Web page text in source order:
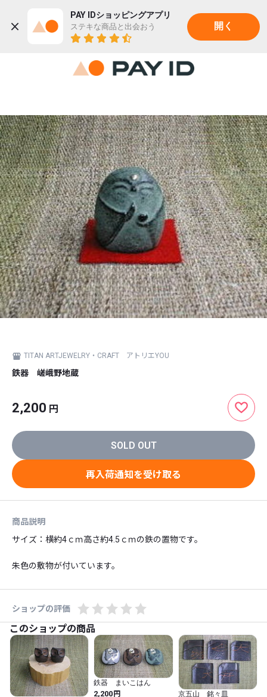
PAY IDショッピングアプリ
ステキな商品と出会おう 開く
TITAN ARTJEWELRY・CRAFT アトリエYOU
鉄器 嵯峨野地蔵
2,200 円
SOLD OUT
再入荷通知を受け取る
商品説明
サイズ：横約4ｃｍ高さ約4.5ｃｍの鉄の置物です。
朱色の敷物が付いています。
ショップの評価
このショップの商品
鉄器 まいこはん
2,200円 京五山 銘々皿